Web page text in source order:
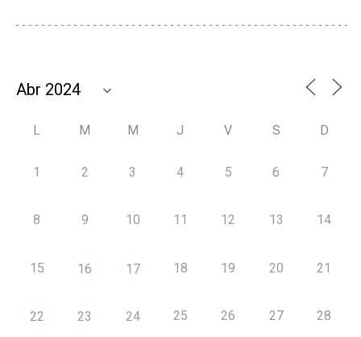
L M M J V S D
1 2 3 4 5 6 7
8 9 10 11 12 13 14
15 16 17 18 19 20 21
22 23 24 25 26 27 28